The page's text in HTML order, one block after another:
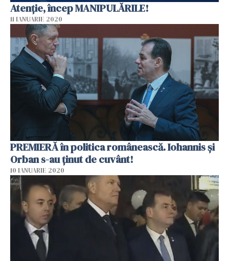
Atenție, încep MANIPULĂRILE!
11 IANUARIE 2020
PREMIERĂ în politica românească. Iohannis și
Orban s-au ținut de cuvânt!
10 IANUARIE 2020